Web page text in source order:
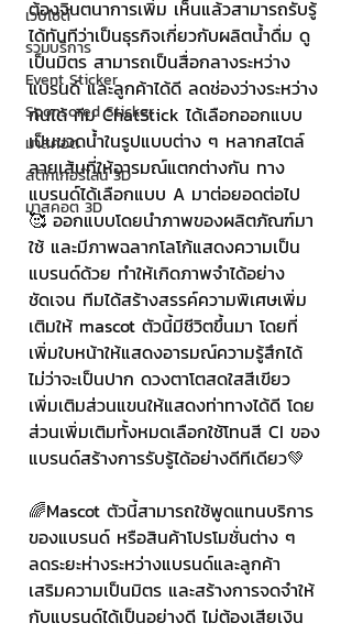
เวบไซต์
รวมบริการ
Event Sticker
Sponsored Sticker
มาสคอต
สติกเกอร์ไลน์ 3D
มาสคอต 3D
ต้องจินตนาการเพิ่ม เห็นแล้วสามารถรับรู้
ได้ทันทีว่าเป็นธุรกิจเกี่ยวกับผลิตน้ำดื่ม ดู
เป็นมิตร สามารถเป็นสื่อกลางระหว่าง
แบรนด์ และลูกค้าได้ดี ลดช่องว่างระหว่าง
กันได้ ทีม ChatStick ได้เลือกออกแบบ
เป็นขวดน้ำในรูปแบบต่าง ๆ หลากสไตล์
ลายเส้นที่ให้อารมณ์แตกต่างกัน ทาง
แบรนด์ได้เลือกแบบ A มาต่อยอดต่อไป
🥰 ออกแบบโดยนำภาพของผลิตภัณฑ์มา
ใช้ และมีภาพฉลากโลโก้แสดงความเป็น
แบรนด์ด้วย ทำให้เกิดภาพจำได้อย่าง
ชัดเจน ทีมได้สร้างสรรค์ความพิเศษเพิ่ม
เติมให้ mascot ตัวนี้มีชีวิตขึ้นมา โดยที่
เพิ่มใบหน้าให้แสดงอารมณ์ความรู้สึกได้
ไม่ว่าจะเป็นปาก ดวงตาโตสดใสสีเขียว
เพิ่มเติมส่วนแขนให้แสดงท่าทางได้ดี โดย
ส่วนเพิ่มเติมทั้งหมดเลือกใช้โทนสี CI ของ
แบรนด์สร้างการรับรู้ได้อย่างดีทีเดียว💚
🌈Mascot ตัวนี้สามารถใช้พูดแทนบริการ
ของแบรนด์ หรือสินค้าโปรโมชั่นต่าง ๆ
ลดระยะห่างระหว่างแบรนด์และลูกค้า
เสริมความเป็นมิตร และสร้างการจดจำให้
กับแบรนด์ได้เป็นอย่างดี ไม่ต้องเสียเงิน